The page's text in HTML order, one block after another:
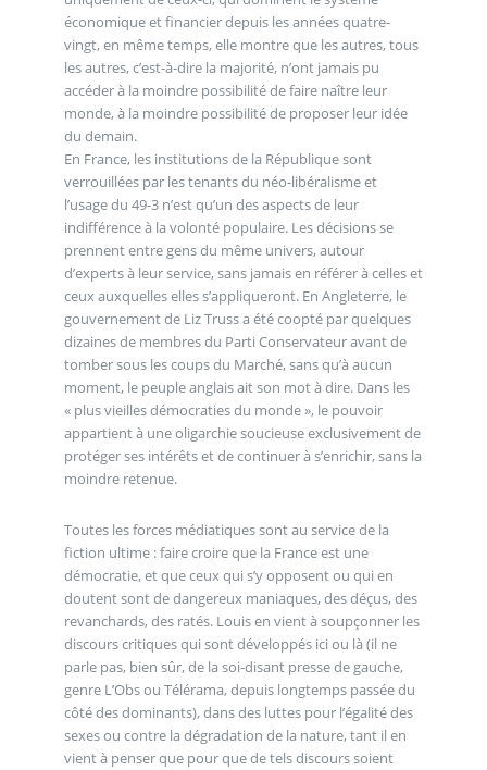
économique et financier depuis les années quatre-
vingt, en même temps, elle montre que les autres, tous
les autres, c’est-à-dire la majorité, n’ont jamais pu
accéder à la moindre possibilité de faire naître leur
monde, à la moindre possibilité de proposer leur idée
du demain.
En France, les institutions de la République sont
verrouillées par les tenants du néo-libéralisme et
l’usage du 49-3 n’est qu’un des aspects de leur
indifférence à la volonté populaire. Les décisions se
prennent entre gens du même univers, autour
d’experts à leur service, sans jamais en référer à celles et
ceux auxquelles elles s’appliqueront. En Angleterre, le
gouvernement de Liz Truss a été coopté par quelques
dizaines de membres du Parti Conservateur avant de
tomber sous les coups du Marché, sans qu’à aucun
moment, le peuple anglais ait son mot à dire. Dans les
« plus vieilles démocraties du monde », le pouvoir
appartient à une oligarchie soucieuse exclusivement de
protéger ses intérêts et de continuer à s’enrichir, sans la
moindre retenue.
Toutes les forces médiatiques sont au service de la
fiction ultime : faire croire que la France est une
démocratie, et que ceux qui s’y opposent ou qui en
doutent sont de dangereux maniaques, des déçus, des
revanchards, des ratés. Louis en vient à soupçonner les
discours critiques qui sont développés ici ou là (il ne
parle pas, bien sûr, de la soi-disant presse de gauche,
genre L’Obs ou Télérama, depuis longtemps passée du
côté des dominants), dans des luttes pour l’égalité des
sexes ou contre la dégradation de la nature, tant il en
vient à penser que pour que de tels discours soient